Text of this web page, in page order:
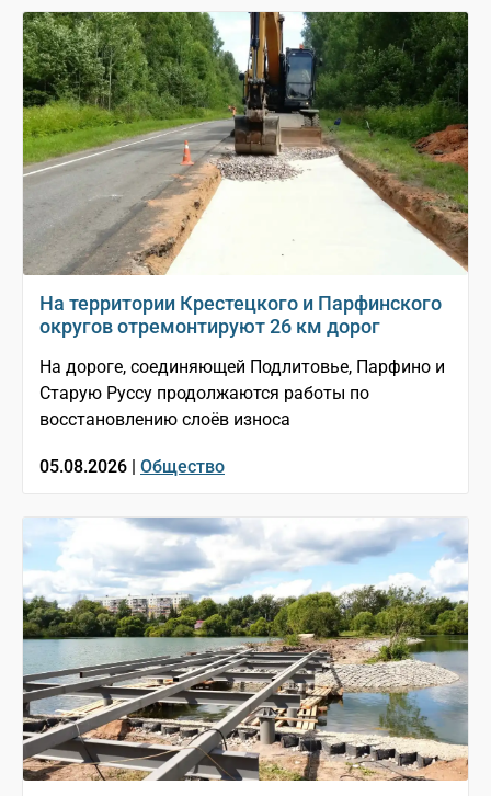
На территории Крестецкого и Парфинского
округов отремонтируют 26 км дорог
На дороге, соединяющей Подлитовье, Парфино и
Старую Руссу продолжаются работы по
восстановлению слоёв износа
05.08.2026 | Общество